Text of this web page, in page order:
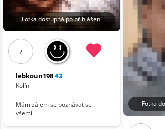
Fotka dostupná po přihlášení
?
lebkoun19843
Kolín
Mám zájem se poznávat se
všemi
Fotka